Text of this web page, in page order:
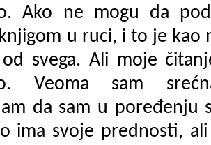
Ako ne mogu da
u ruci, i to je kao
svega. Ali moje
Veoma sam
da sam u poređenju
ima svoje prednosti,